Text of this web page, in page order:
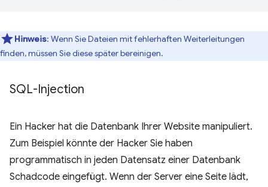
Hinweis: Wenn Sie Dateien mit fehlerhaften Weiterleitungen
finden, müssen Sie diese später bereinigen.
SQL-Injection
Ein Hacker hat die Datenbank Ihrer Website manipuliert.
Zum Beispiel könnte der Hacker Sie haben
programmatisch in jeden Datensatz einer Datenbank
Schadcode eingefügt. Wenn der Server eine Seite lädt,